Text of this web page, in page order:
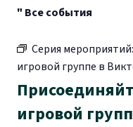
" Все события
Серия мероприятий:
игровой группе в
игровой